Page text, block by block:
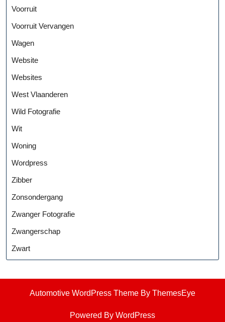
Voorruit
Voorruit Vervangen
Wagen
Website
Websites
West Vlaanderen
Wild Fotografie
Wit
Woning
Wordpress
Zibber
Zonsondergang
Zwanger Fotografie
Zwangerschap
Zwart
Automotive WordPress Theme By ThemesEye
Powered By WordPress